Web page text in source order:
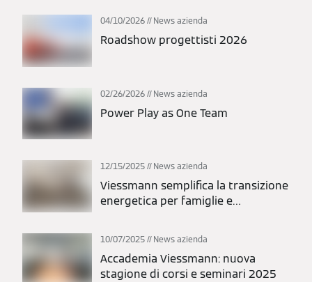
04/10/2026 News azienda
Roadshow progettisti 2026
02/26/2026 News azienda
Power Play as One Team
12/15/2025 News azienda
Viessmann semplifica la transizione
energetica per famiglie e
10/07/2025 News azienda
Accademia Viessmann: nuova
stagione di corsi e seminari 2025